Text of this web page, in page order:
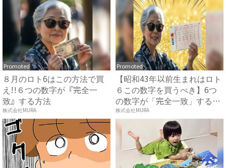
Promoted
８月のロト6はこの方法で買
え!!６つの数字が『完全一
致』する方法
株式会社MURA
Promoted
【昭和43年以前生まれはロト
６この数字を買うべき】6つ
の数字が「完全一致」する
方...
株式会社MURA